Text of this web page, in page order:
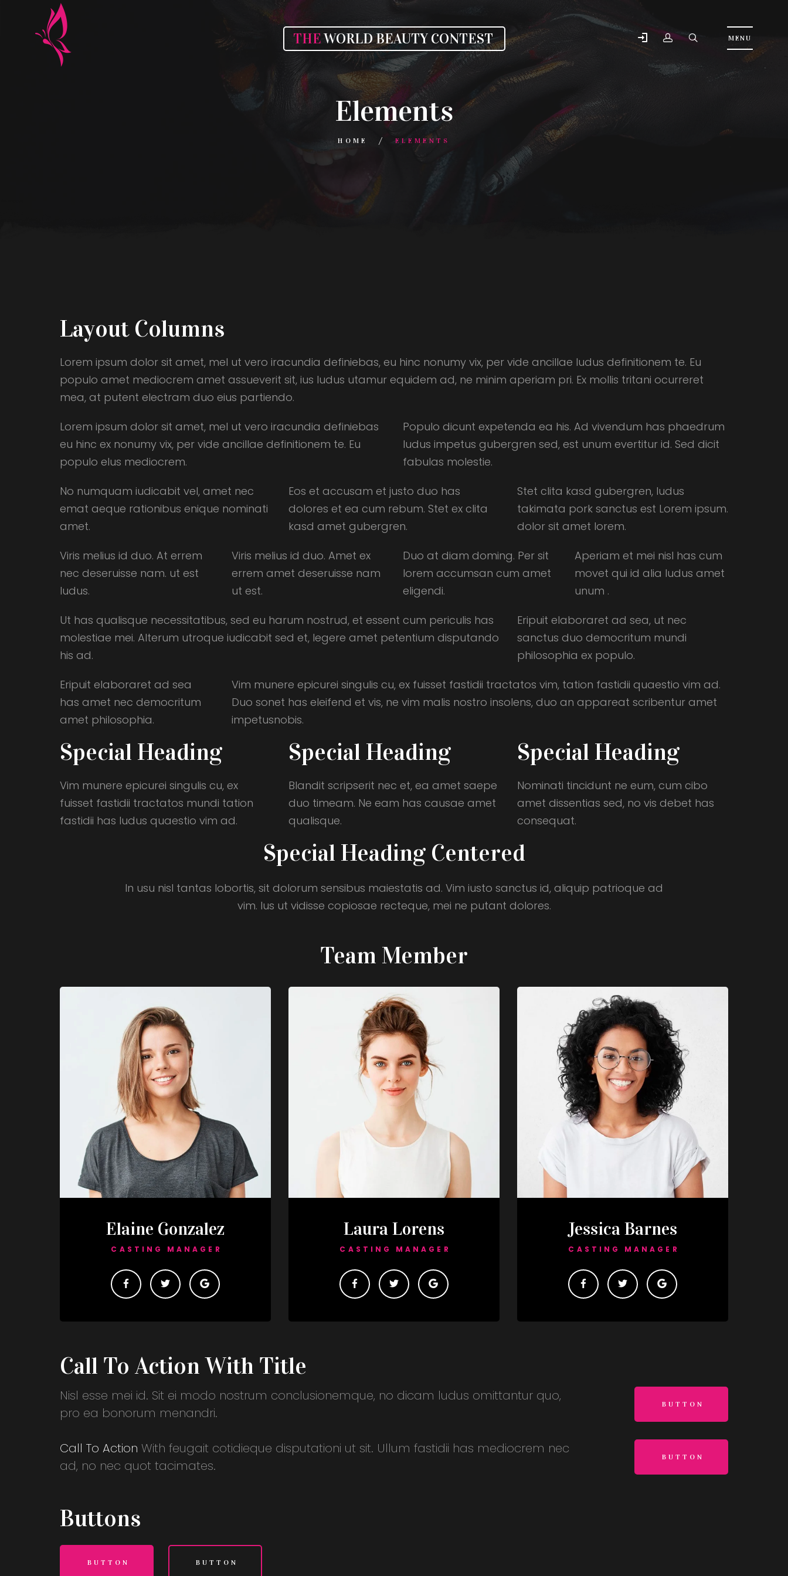
THEWORLD BEAUTY CONTEST
Elements
HOME ELEMENTS
Layout Columns
Lorem ipsum dolor sit amet, mel ut vero iracundia definiebas, eu hinc nonumy vix, per vide ancillae ludus definitionem te. Eu
populo amet mediocrem amet assueverit sit, ius ludus utamur equidem ad, ne minim aperiam pri. Ex mollis tritani ocurreret
mea, at putent electram duo eius partiendo.
Lorem ipsum dolor sit amet, mel ut vero iracundia definiebas
eu hinc ex nonumy vix, per vide ancillae definitionem te. Eu
populo elus mediocrem.
Populo dicunt expetenda ea his. Ad vivendum has phaedrum
ludus impetus gubergren sed, est unum evertitur id. Sed dicit
fabulas molestie.
No numquam iudicabit vel, amet nec
emat aeque rationibus enique nominati
amet.
Eos et accusam et justo duo has
dolores et ea cum rebum. Stet ex clita
kasd amet gubergren.
Stet clita kasd gubergren, ludus
takimata pork sanctus est Lorem ipsum.
dolor sit amet lorem.
Viris melius id duo. At errem
nec deseruisse nam. ut est
ludus.
Viris melius id duo. Amet ex
errem amet deseruisse nam
ut est.
Duo at diam doming. Per sit
lorem accumsan cum amet
eligendi.
Aperiam et mei nisl has cum
movet qui id alia ludus amet
unum .
Ut has qualisque necessitatibus, sed eu harum nostrud, et essent cum periculis has
molestiae mei. Alterum utroque iudicabit sed et, legere amet petentium disputando
his ad.
Eripuit elaboraret ad sea, ut nec
sanctus duo democritum mundi
philosophia ex populo.
Eripuit elaboraret ad sea
has amet nec democritum
amet philosophia.
Vim munere epicurei singulis cu, ex fuisset fastidii tractatos vim, tation fastidii quaestio vim ad.
Duo sonet has eleifend et vis, ne vim malis nostro insolens, duo an appareat scribentur amet
impetusnobis.
Special Heading
Vim munere epicurei singulis cu, ex
fuisset fastidii tractatos mundi tation
fastidii has ludus quaestio vim ad.
Special Heading
Blandit scripserit nec et, ea amet saepe
duo timeam. Ne eam has causae amet
qualisque.
Special Heading
Nominati tincidunt ne eum, cum cibo
amet dissentias sed, no vis debet has
consequat.
Special Heading Centered
In usu nisl tantas lobortis, sit dolorum sensibus maiestatis ad. Vim iusto sanctus id, aliquip patrioque ad
vim. Ius ut vidisse copiosae recteque, mei ne putant dolores.
Team Member
Elaine Gonzalez
CASTING MANAGER
Laura Lorens
CASTING MANAGER
Jessica Barnes
CASTING MANAGER
Call To Action With Title
Nisl esse mei id. Sit ei modo nostrum conclusionemque, no dicam ludus omittantur quo,
pro ea bonorum menandri.
BUTTON
Call To Action With feugait cotidieque disputationi ut sit. Ullum fastidii has mediocrem nec
ad, no nec quot tacimates.
BUTTON
Buttons
BUTTON BUTTON